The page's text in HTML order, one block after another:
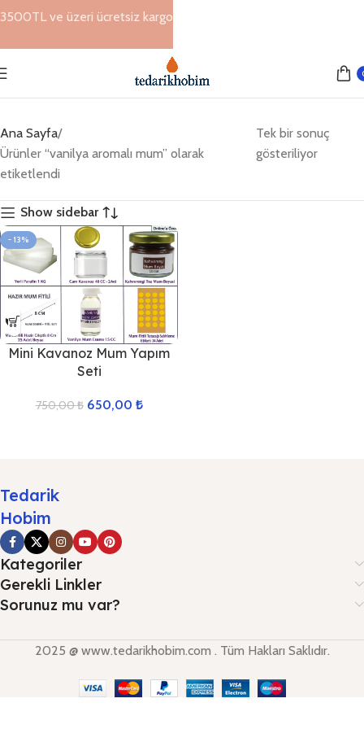
Ana Sayfa
Ürünler “vanilya aromalı mum” olarak
etiketlendi
Tek bir sonuç
gösteriliyor
Show sidebar
- 13%
Mini Kavanoz Mum Yapım
Seti
750,00₺ 650,00 ₺
Tedarik
Hobim
Kategoriler
Gerekli Linkler
Sorunuz mu var?
2025 @ www.tedarikhobim.com . Tüm Hakları Saklıdır.
3500TL ve üzeri ücretsiz kargo